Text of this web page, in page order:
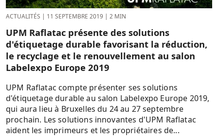
ACTUALITÉS | 11 SEPTEMBRE 2019 | 2 MIN
UPM Raflatac présente des solutions
d'étiquetage durable favorisant la réduction,
le recyclage et le renouvellement au salon
Labelexpo Europe 2019
UPM Raflatac compte présenter ses solutions
d'étiquetage durable au salon Labelexpo Europe 2019,
qui aura lieu à Bruxelles du 24 au 27 septembre
prochain. Les solutions innovantes d'UPM Raflatac
aident les imprimeurs et les propriétaires de...